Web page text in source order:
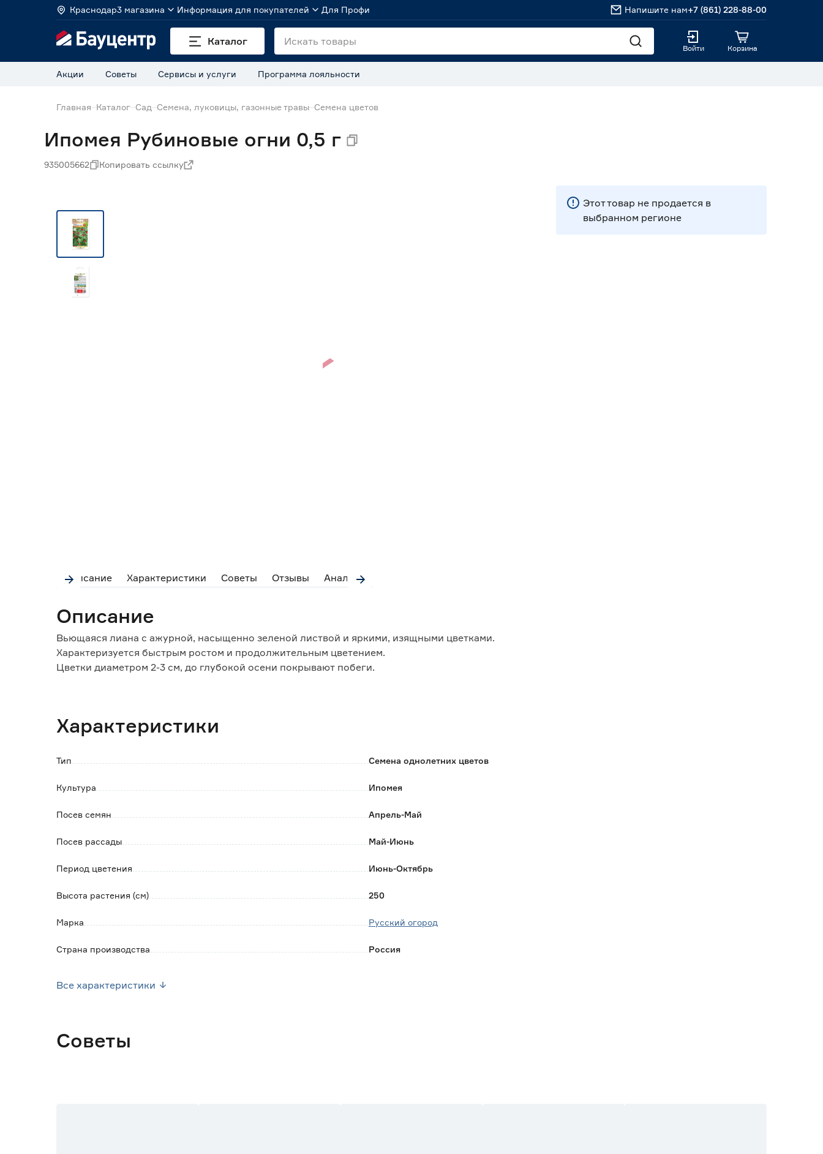
Краснодар3 магазина Информация для покупателей Для Профи Напишите нам+7 (861) 228-88-00
Каталог
Войти Корзина
Акции Советы Сервисы и услуги Программа лояльности
Главная Каталог Сад Семена, луковицы, газонные травы Семена цветов
Ипомея Рубиновые огни 0,5 г
935005662 Копировать ссылку
Описание Характеристики Советы Отзывы Аналоги
Описание
Вьющаяся лиана с ажурной, насыщенно зеленой листвой и яркими, изящными цветками.
Характеризуется быстрым ростом и продолжительным цветением.
Цветки диаметром 2-3 см, до глубокой осени покрывают побеги.
Характеристики
Тип Семена однолетних цветов
Культура Ипомея
Посев семян Апрель-Май
Посев рассады Май-Июнь
Период цветения Июнь-Октябрь
Высота растения (см) 250
Марка Русский огород
Страна производства Россия
Все характеристики
Этот товар не продается в
выбранном регионе
Советы